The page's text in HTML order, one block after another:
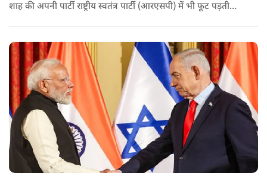
शाह की अपनी पार्टी राष्ट्रीय स्वतंत्र पार्टी (आरएसपी) में भी फूट पड़ती